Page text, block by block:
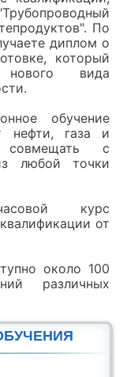
По
диплом о
который
вида
обучение
нефти, газа и
совмещать с
любой точки
курс
от
около 100
различных